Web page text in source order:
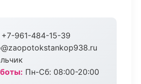
+7-961-484-15-39
Пн-Сб: 08:00-20:00